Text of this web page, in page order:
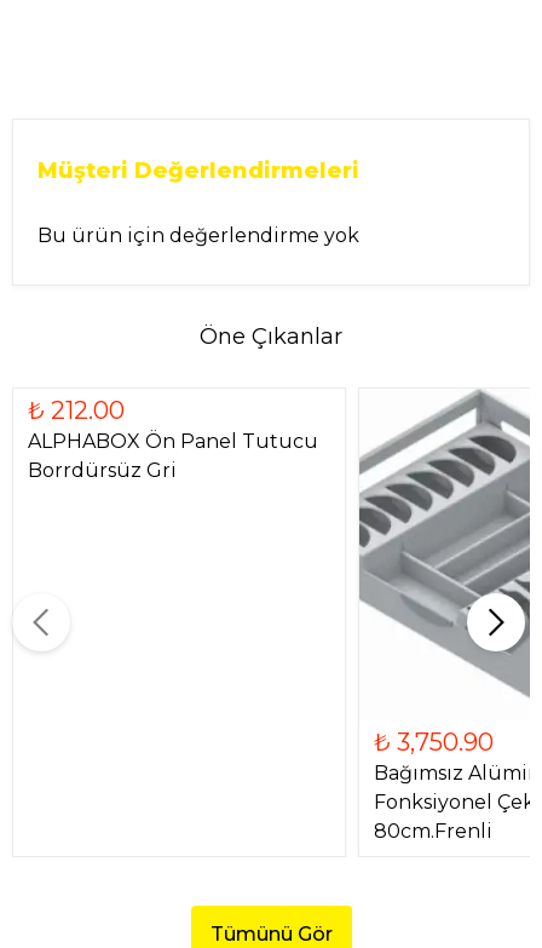
Müşteri Değerlendirmeleri
Bu ürün için değerlendirme yok
Öne Çıkanlar
₺ 212.00
ALPHABOX Ön Panel Tutucu
Borrdürsüz Gri
₺ 3,750.90
Bağımsız
Fonksiyonel
80cm.Frenli
Tümünü Gör